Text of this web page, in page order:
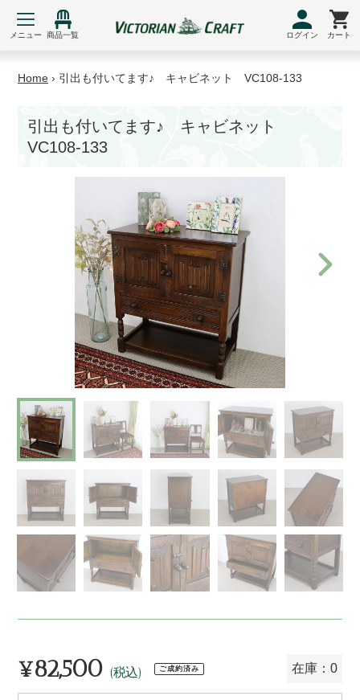
メニュー 商品一覧 ログイン カート
Home › 引出も付いてます♪ キャビネット VC108-133
引出も付いてます♪ キャビネット
VC108-133
通
常
¥82,500 (税込) ご成約済み 在庫：0